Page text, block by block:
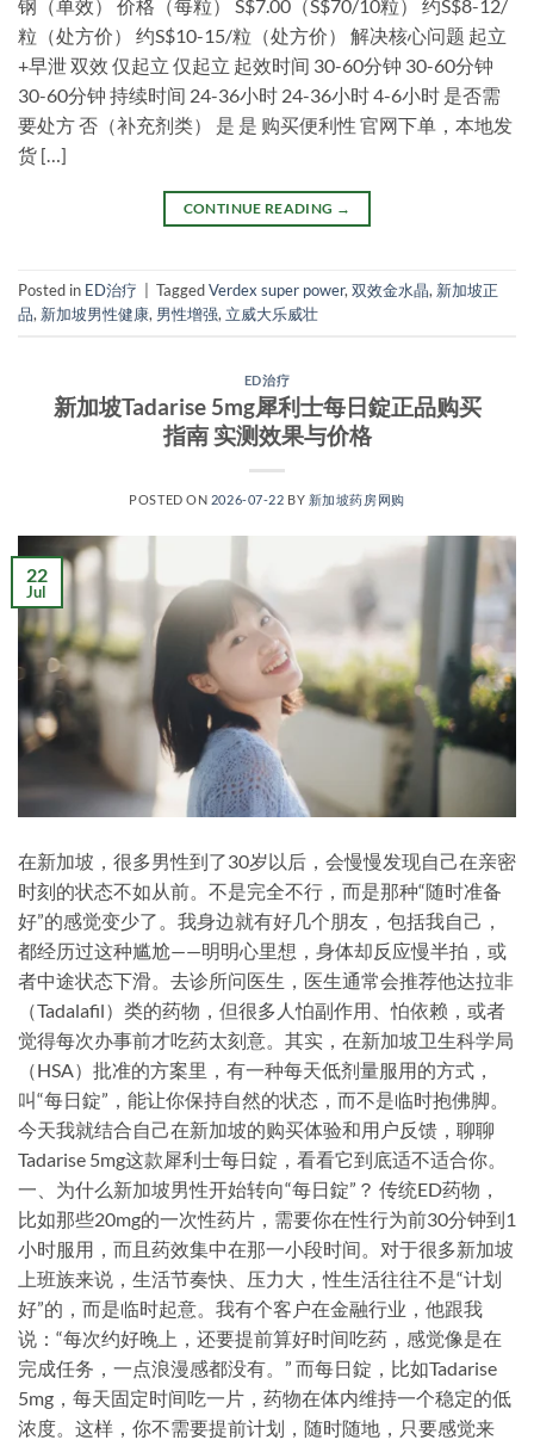
钢（单效） 价格（每粒） S$7.00（S$70/10粒） 约S$8-12/
粒（处方价） 约S$10-15/粒（处方价） 解决核心问题 起立
+早泄 双效 仅起立 仅起立 起效时间 30-60分钟 30-60分钟
30-60分钟 持续时间 24-36小时 24-36小时 4-6小时 是否需
要处方 否（补充剂类） 是 是 购买便利性 官网下单，本地发
货 […]
CONTINUE READING →
Posted in ED治疗 TaggedVerdex super power, 双效金水晶, 新加坡正
品, 新加坡男性健康, 男性增强, 立威大乐威壮
ED治疗
新加坡Tadarise 5mg犀利士每日錠正品购买
指南 实测效果与价格
POSTED ON 2026-07-22 BY 新加坡药房网购
22
Jul
在新加坡，很多男性到了30岁以后，会慢慢发现自己在亲密
时刻的状态不如从前。不是完全不行，而是那种“随时准备
好”的感觉变少了。我身边就有好几个朋友，包括我自己，
都经历过这种尴尬——明明心里想，身体却反应慢半拍，或
者中途状态下滑。去诊所问医生，医生通常会推荐他达拉非
（Tadalafil）类的药物，但很多人怕副作用、怕依赖，或者
觉得每次办事前才吃药太刻意。其实，在新加坡卫生科学局
（HSA）批准的方案里，有一种每天低剂量服用的方式，
叫“每日錠”，能让你保持自然的状态，而不是临时抱佛脚。
今天我就结合自己在新加坡的购买体验和用户反馈，聊聊
Tadarise 5mg这款犀利士每日錠，看看它到底适不适合你。
一、为什么新加坡男性开始转向“每日錠”？ 传统ED药物，
比如那些20mg的一次性药片，需要你在性行为前30分钟到1
小时服用，而且药效集中在那一小段时间。对于很多新加坡
上班族来说，生活节奏快、压力大，性生活往往不是“计划
好”的，而是临时起意。我有个客户在金融行业，他跟我
说：“每次约好晚上，还要提前算好时间吃药，感觉像是在
完成任务，一点浪漫感都没有。” 而每日錠，比如Tadarise
5mg，每天固定时间吃一片，药物在体内维持一个稳定的低
浓度。这样，你不需要提前计划，随时随地，只要感觉来